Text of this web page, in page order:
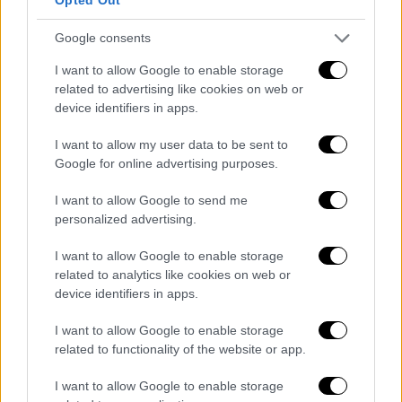
Google consents
I want to allow Google to enable storage
related to advertising like cookies on web or
device identifiers in apps.
I want to allow my user data to be sent to
Google for online advertising purposes.
I want to allow Google to send me
personalized advertising.
I want to allow Google to enable storage
related to analytics like cookies on web or
device identifiers in apps.
I want to allow Google to enable storage
related to functionality of the website or app.
I want to allow Google to enable storage
Σαρλ Λεκλέρκ (Μονακό/Ferrari) 54
Λανς Στρολ (Καναδάς/Aston Martin)
42
Εστεμπάν Οκόν (Γαλλία/Alpine) 31
Πιέρ Γκασλί (Γαλλία/Alpine) 15
Λάντο Νόρις (Μ. Βρετανία/McLaren)
12
Νίκο Χούλκενμπεργκ
(Γερμανία/Haas) 9
(Ταϊλάνδη/Williams) 7
Όσκαρ Πιάστρι
(Αυστραλία/McLaren) 5
Βάλτερι Μπότας (Φινλανδία/Alfa
Romeo) 5
Γκουανγιού Ζου (Κίνα/Alfa Romeo) 4